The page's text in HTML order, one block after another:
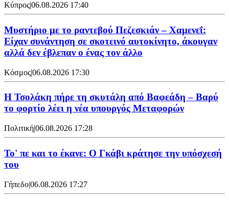
Κύπρος|06.08.2026 17:40
Μυστήριο με το ραντεβού Πεζεσκιάν – Χαμενεΐ:
Είχαν συνάντηση σε σκοτεινό αυτοκίνητο, άκουγαν
αλλά δεν έβλεπαν ο ένας τον άλλο
Κόσμος|06.08.2026 17:30
Η Τσολάκη πήρε τη σκυτάλη από Βαφεάδη – Βαρύ
το φορτίο λέει η νέα υπουργός Μεταφορών
Πολιτική|06.08.2026 17:28
Το' πε και το έκανε: Ο Γκάβι κράτησε την υπόσχεσή
του
Γήπεδο|06.08.2026 17:27